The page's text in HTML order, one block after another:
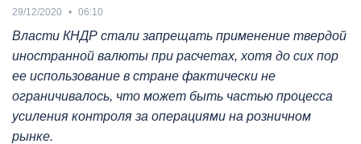
29/12/2020 06:10
Власти КНДР стали запрещать применение твердой
иностранной валюты при расчетах, хотя до сих пор
ее использование в стране фактически не
ограничивалось, что может быть частью процесса
усиления контроля за операциями на розничном
рынке.